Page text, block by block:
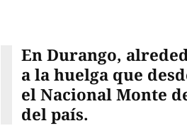
En Durango,
a la huelga que
el Nacional Monte
del país.